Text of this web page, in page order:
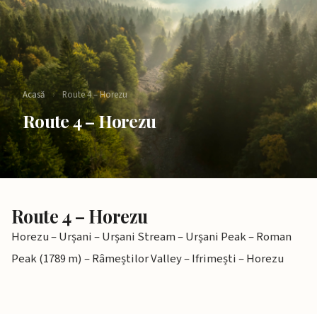
Acasă › Route 4 – Horezu​
Route 4 – Horezu​
Route 4 – Horezu​
Horezu – Urșani – Urșani Stream – Urșani Peak – Roman
Peak (1789 m) – Râmeștilor Valley – Ifrimești – Horezu